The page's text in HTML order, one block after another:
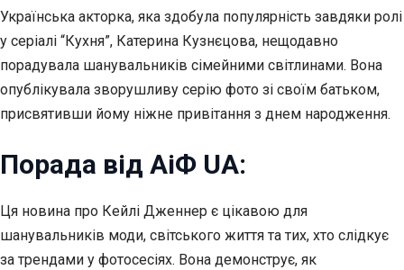
Українська акторка, яка здобула популярність завдяки ролі
у серіалі “Кухня”, Катерина Кузнєцова, нещодавно
порадувала шанувальників сімейними світлинами. Вона
опублікувала зворушливу серію фото зі своїм батьком,
присвятивши йому ніжне привітання з днем народження.
Порада від АіФ UA:
Ця новина про Кейлі Дженнер є цікавою для
шанувальників моди, світського життя та тих, хто слідкує
за трендами у фотосесіях. Вона демонструє, як